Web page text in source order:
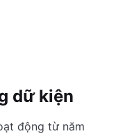
dữ kiện
động từ năm